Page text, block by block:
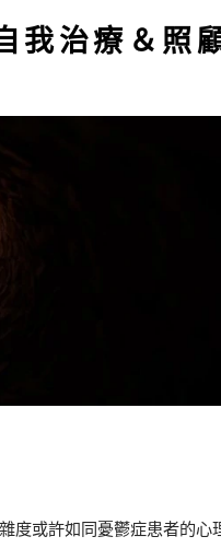
我治療＆照
度或許如同憂鬱症患者的心